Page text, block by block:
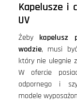
Kapelusze i
UV
Żeby kapelusz
wodzie, musi
który nie ulegnie
W ofercie
odpornego i
modele